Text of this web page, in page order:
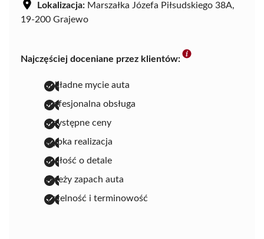
Lokalizacja: Marszałka Józefa Piłsudskiego 38A,
19-200 Grajewo
Najczęściej doceniane przez klientów:
dokładne mycie auta
profesjonalna obsługa
przystępne ceny
szybka realizacja
dbałość o detale
świeży zapach auta
rzetelność i terminowość